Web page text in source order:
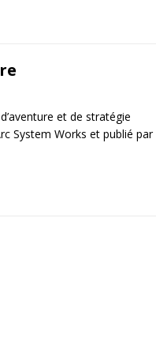
et de stratégie
System Works et publié par